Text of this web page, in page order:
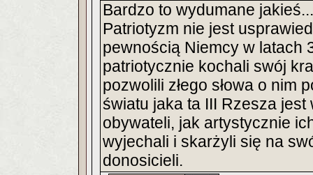
Bardzo to wydumane
Patriotyzm nie jest
pewnością Niemcy w latach
patriotycznie kochali swój
pozwolili złego słowa o nim
światu jaka ta III Rzesza jest
obywateli, jak artystycznie
wyjechali i skarżyli się na
donosicieli.